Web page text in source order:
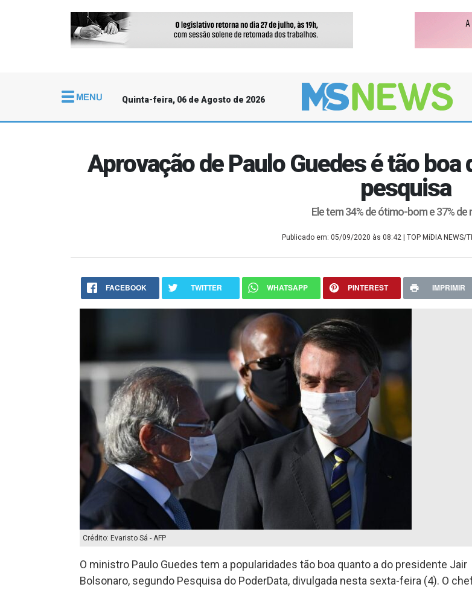
Quinta-feira, 06 de Agosto de 2026
Aprovação de Paulo Guedes é tão
pesquisa
Ele tem 34% de ótimo-bom e 37% de
Publicado em: 05/09/2020 às 08:42 | TOP MíDIA NEWS/
FACEBOOK TWITTER WHATSAPP PINTEREST IMPRIMIR
Crédito: Evaristo Sá - AFP
O ministro Paulo Guedes tem a popularidades tão boa quanto a do presidente Jair
Bolsonaro, segundo Pesquisa do PoderData, divulgada nesta sexta-feira (4). O